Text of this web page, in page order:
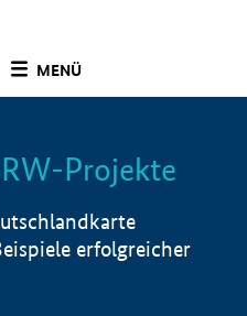
MENÜ
Info
Projekte
erfolgreicher